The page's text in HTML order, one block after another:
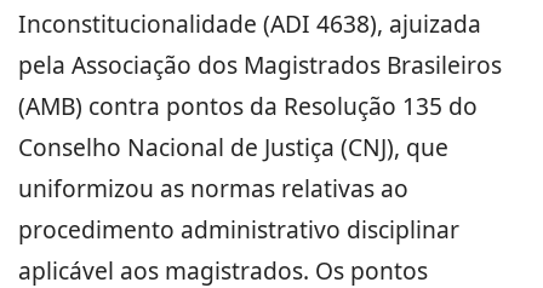
Inconstitucionalidade (ADI 4638), ajuizada
pela Associação dos Magistrados Brasileiros
(AMB) contra pontos da Resolução 135 do
Conselho Nacional de Justiça (CNJ), que
uniformizou as normas relativas ao
procedimento administrativo disciplinar
aplicável aos magistrados. Os pontos